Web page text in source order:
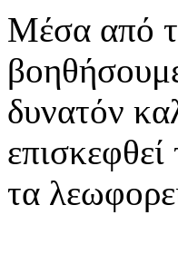
Μέσα από
δυνατόν
τα